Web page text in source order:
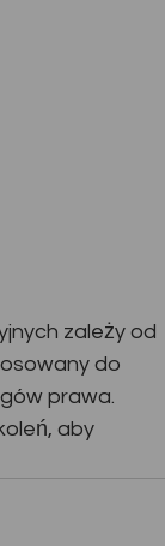
zależy od
do
prawa.
aby